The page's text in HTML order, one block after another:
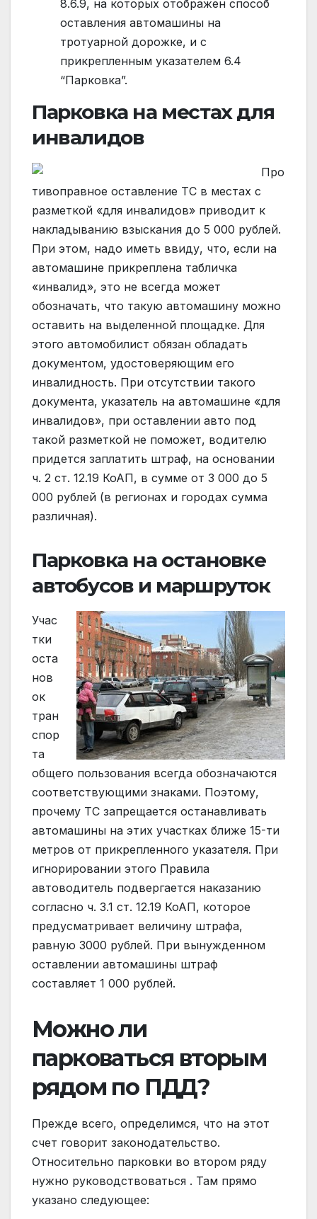
8.6.9, на которых отображен способ
оставления автомашины на
тротуарной дорожке, и с
прикрепленным указателем 6.4
“Парковка”.
Парковка на местах для
инвалидов
Про
тивоправное оставление ТС в местах с
разметкой «для инвалидов» приводит к
накладыванию взыскания до 5 000 рублей.
При этом, надо иметь ввиду, что, если на
автомашине прикреплена табличка
«инвалид», это не всегда может
обозначать, что такую автомашину можно
оставить на выделенной площадке. Для
этого автомобилист обязан обладать
документом, удостоверяющим его
инвалидность. При отсутствии такого
документа, указатель на автомашине «для
инвалидов», при оставлении авто под
такой разметкой не поможет, водителю
придется заплатить штраф, на основании
ч. 2 ст. 12.19 КоАП, в сумме от 3 000 до 5
000 рублей (в регионах и городах сумма
различная).
Парковка на остановке
автобусов и маршруток
Учас
тки
оста
нов
ок
тран
спор
та
общего пользования всегда обозначаются
соответствующими знаками. Поэтому,
прочему ТС запрещается останавливать
автомашины на этих участках ближе 15-ти
метров от прикрепленного указателя. При
игнорировании этого Правила
автоводитель подвергается наказанию
согласно ч. 3.1 ст. 12.19 КоАП, которое
предусматривает величину штрафа,
равную 3000 рублей. При вынужденном
оставлении автомашины штраф
составляет 1 000 рублей.
Можно ли
парковаться вторым
рядом по ПДД?
Прежде всего, определимся, что на этот
счет говорит законодательство.
Относительно парковки во втором ряду
нужно руководствоваться . Там прямо
указано следующее: